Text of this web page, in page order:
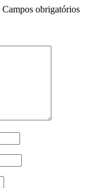
Campos obrigatórios